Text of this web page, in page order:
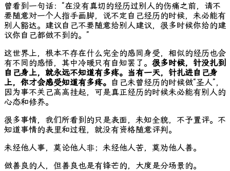
曾看到一句话：“在没有真切的经历过别人的伤痛之前，请不
要随意对一个人指手画脚，说不定自己经历的时候，未必能有
别人豁达。建议自己不要随意给别人建议，很多时候你给的建
议你自己都做不到的。”
这世界上，根本不存在什么完全的感同身受，相似的经历也会
有不同的感悟，其中冷暖只有自知罢了。 很多时候，针没扎到
自己身上，就永远不知道有多疼。 当有一天，针扎进自己身
上，你才会感受知道有多疼。 自己未曾经历的时候做“圣人”，
因为事不关己高高挂起，可是真正经历的时候未必能有别人的
心态和修养。
很多事情，我们所看到的只是表面，未知全貌，不予置评。不
知道事情的表里和过程，就没有资格随意评判。
未经他人事，莫论他人非；未经他人苦，莫劝他人善。
做善良的人，但善良也是有锋芒的，大度是分场景的。